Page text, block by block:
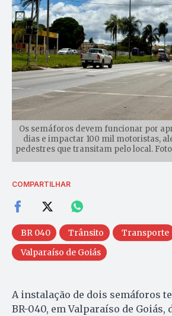
Os semáforos devem funcionar por
dias e impactar 100 mil motoristas,
pedestres que transitam pelo local.
COMPARTILHAR
BR 040 Trânsito
Transporte
Valparaíso de Goiás
A instalação de dois semáforos
BR-040, em Valparaíso de